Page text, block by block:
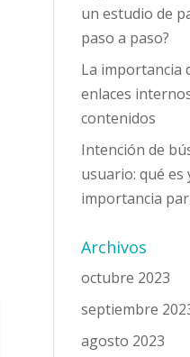
un estudio de
paso a paso?
La importancia
enlaces
contenidos
Intención de
usuario: qué es
importancia
Archivos
octubre 2023
septiembre
agosto 2023